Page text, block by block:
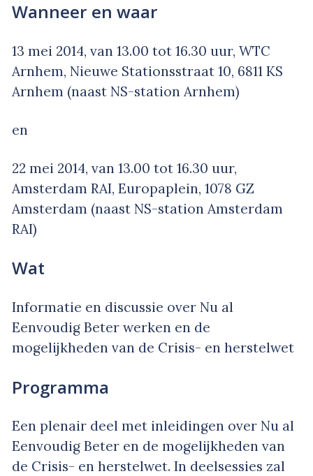
Wanneer en waar
13 mei 2014, van 13.00 tot 16.30 uur, WTC
Arnhem, Nieuwe Stationsstraat 10, 6811 KS
Arnhem (naast NS-station Arnhem)
en
22 mei 2014, van 13.00 tot 16.30 uur,
Amsterdam RAI, Europaplein, 1078 GZ
Amsterdam (naast NS-station Amsterdam
RAI)
Wat
Informatie en discussie over Nu al
Eenvoudig Beter werken en de
mogelijkheden van de Crisis- en herstelwet
Programma
Een plenair deel met inleidingen over Nu al
Eenvoudig Beter en de mogelijkheden van
de Crisis- en herstelwet. In deelsessies zal